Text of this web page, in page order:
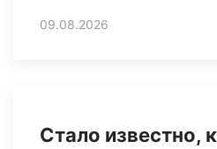
09.08.2026
Стало известно,